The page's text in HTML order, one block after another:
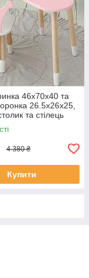
46х70х40 та
26.5х26х25,
та стілець
рожевий з
4 380 ₴
Купити